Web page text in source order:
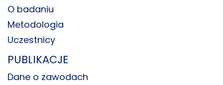
O badaniu
Metodologia
Uczestnicy
PUBLIKACJE
Dane o zawodach